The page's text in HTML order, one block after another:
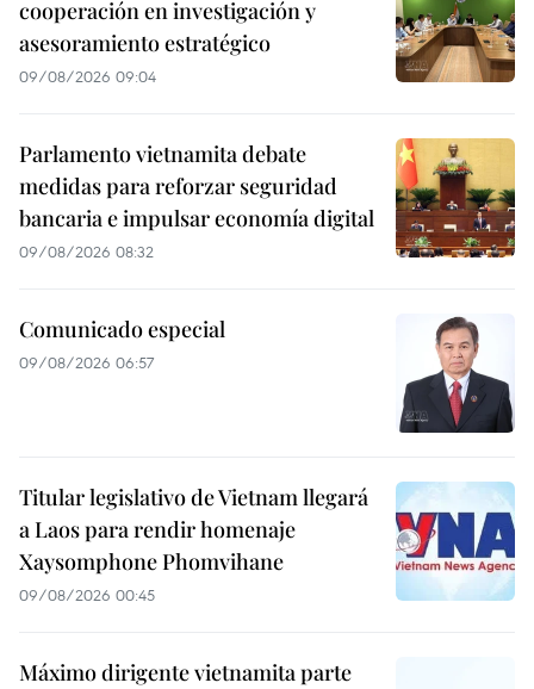
cooperación en investigación y
asesoramiento estratégico
09/08/2026 09:04
Parlamento vietnamita debate
medidas para reforzar seguridad
bancaria e impulsar economía digital
09/08/2026 08:32
Comunicado especial
09/08/2026 06:57
Titular legislativo de Vietnam llegará
a Laos para rendir homenaje
Xaysomphone Phomvihane
09/08/2026 00:45
Máximo dirigente vietnamita parte